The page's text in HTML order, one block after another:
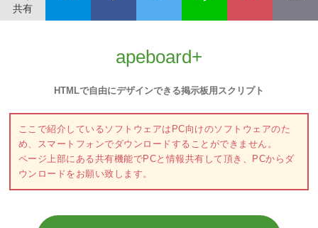
共有
apeboard+
HTMLで自由にデザインできる掲示板用スクリプト
ここで紹介しているソフトウェアはPC向けのソフトウェアのた
め、スマートフォンでダウンロードすることができません。
ページ上部にある共有機能でPCと情報共有して頂き、PCからダ
ウンロードをお願い致します。